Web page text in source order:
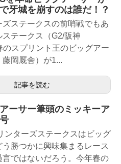
牙城を崩すのは誰だ！？
ズステークスの前哨戦でもあ
ステークス（G2/阪神
のスプリント王のビッグアー
岡厩舎）が1...
記事を読む
ーサー筆頭のミッキーア
ンターズステークスはビッグ
勝つかに興味集まるレース
言ではないだろう。今年春の